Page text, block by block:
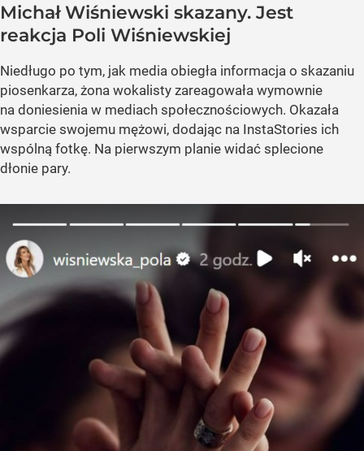
Michał Wiśniewski skazany. Jest
reakcja Poli Wiśniewskiej
Niedługo po tym, jak media obiegła informacja o skazaniu
piosenkarza, żona wokalisty zareagowała wymownie
na doniesienia w mediach społecznościowych. Okazała
wsparcie swojemu mężowi, dodając na InstaStories ich
wspólną fotkę. Na pierwszym planie widać splecione
dłonie pary.